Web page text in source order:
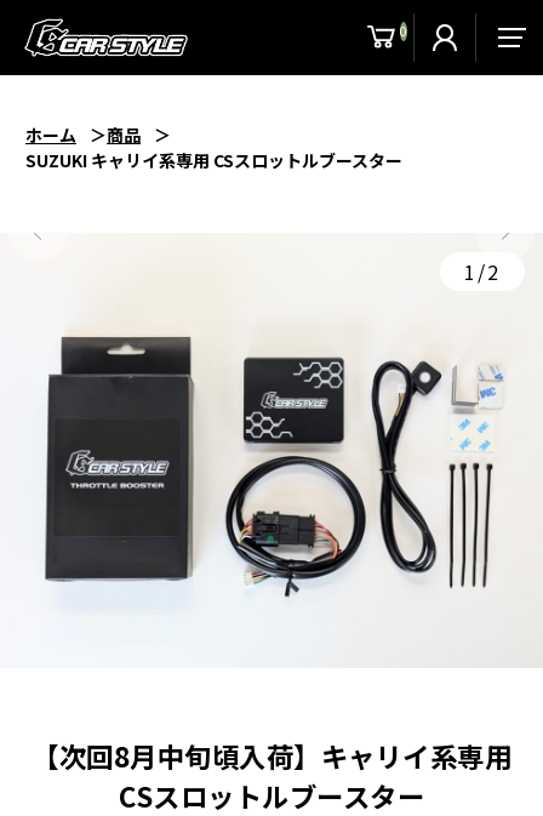
0
ホーム
商品
SUZUKI キャリイ系専用 CSスロットルブースター
1/2
【次回8月中旬頃入荷】キャリイ系専用
CSスロットルブースター